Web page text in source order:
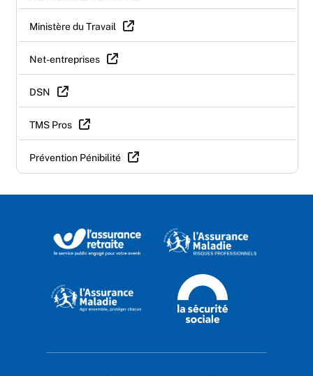
Ministère du Travail
Net-entreprises
DSN
TMS Pros
Prévention Pénibilité